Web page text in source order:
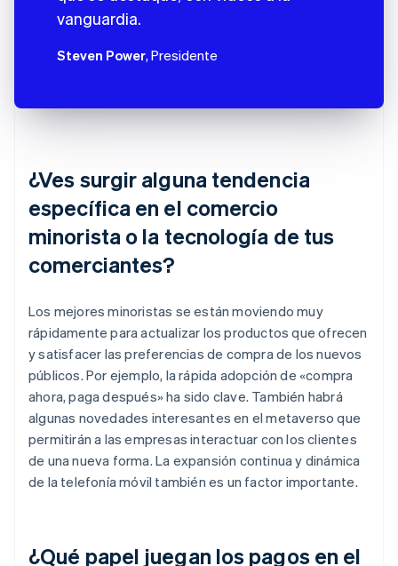
vanguardia.
Steven Power, Presidente
¿Ves surgir alguna tendencia
específica en el comercio
minorista o la tecnología de tus
comerciantes?
Los mejores minoristas se están moviendo muy
rápidamente para actualizar los productos que ofrecen
y satisfacer las preferencias de compra de los nuevos
públicos. Por ejemplo, la rápida adopción de «compra
ahora, paga después» ha sido clave. También habrá
algunas novedades interesantes en el metaverso que
permitirán a las empresas interactuar con los clientes
de una nueva forma. La expansión continua y dinámica
de la telefonía móvil también es un factor importante.
¿Qué papel juegan los pagos en el